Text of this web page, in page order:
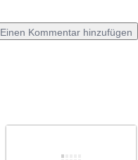
Einen Kommentar hinzufügen